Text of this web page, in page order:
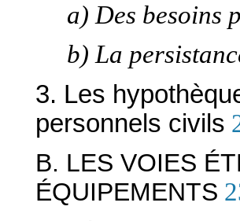
a) Des besoins
b) La
3. Les
personnels civils
B. LES VOIES
ÉQUIPEMENTS